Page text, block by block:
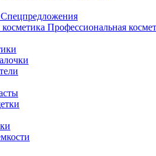
Спецпредложения
Профессиональная